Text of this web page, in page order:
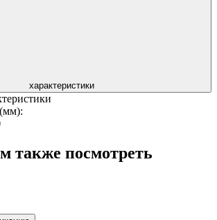
характеристики
также посмотреть